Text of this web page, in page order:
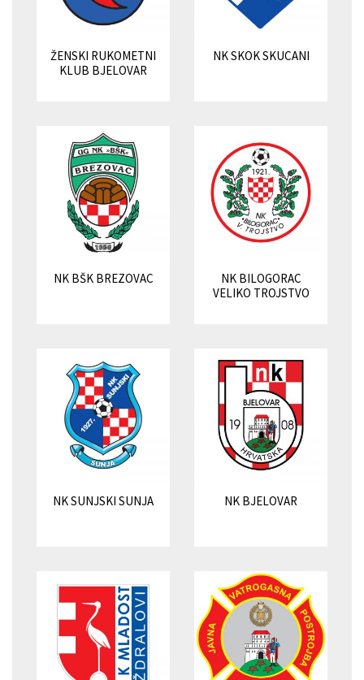
ŽENSKI RUKOMETNI
KLUB BJELOVAR
NK SKOK SKUCANI
NK BŠK BREZOVAC
NK BILOGORAC
VELIKO TROJSTVO
NK SUNJSKI SUNJA NK BJELOVAR